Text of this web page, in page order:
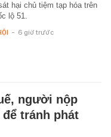
hại chủ tiệm tạp hóa trên
lộ 51.
- 6 giờ trước
người nộp
tránh phát